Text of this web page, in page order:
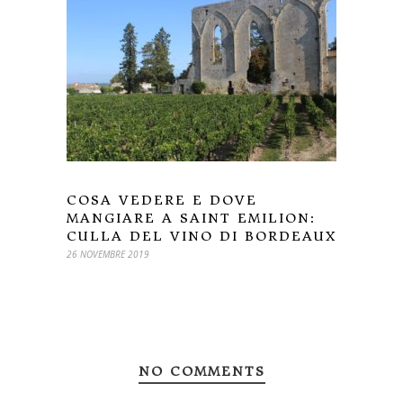
COSA VEDERE E DOVE
MANGIARE A SAINT EMILION:
CULLA DEL VINO DI BORDEAUX
26 NOVEMBRE 2019
NO COMMENTS